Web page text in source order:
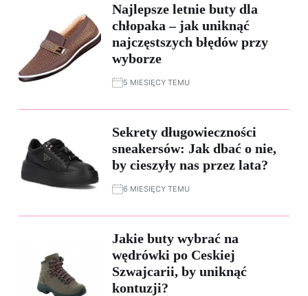
Najlepsze letnie buty dla
chłopaka – jak uniknąć
najczęstszych błędów przy
wyborze
5 MIESIĘCY TEMU
Sekrety długowieczności
sneakersów: Jak dbać o nie,
by cieszyły nas przez lata?
6 MIESIĘCY TEMU
Jakie buty wybrać na
wędrówki po Ceskiej
Szwajcarii, by uniknąć
kontuzji?